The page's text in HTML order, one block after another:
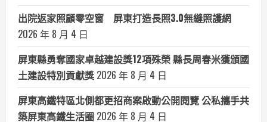
出院返家照顧零空窗 屏東打造長照3.0無縫照護網
2026 年 8 月 4 日
屏東縣勇奪國家卓越建設獎12項殊榮 縣長周春米獲頒國
土建設特別貢獻獎 2026 年 8 月 4 日
屏東高鐵特區北側都更招商案啟動公開閱覽 公私攜手共
築屏東高鐵生活圈 2026 年 8 月 4 日